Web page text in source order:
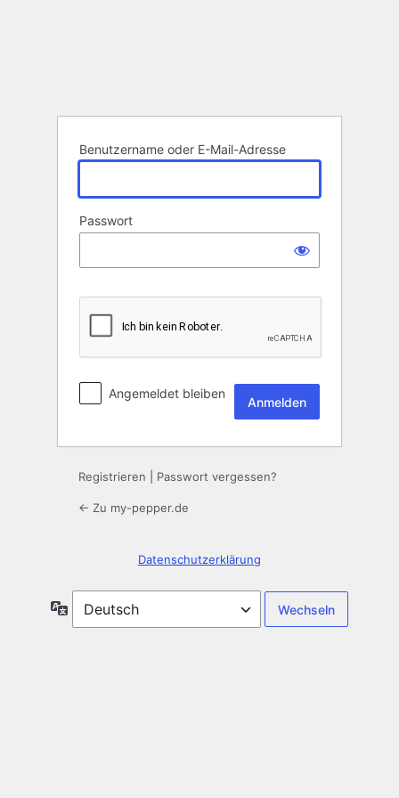
Benutzername oder E-Mail-Adresse
Passwort
Angemeldet bleiben
Registrieren Passwort vergessen?
← Zu my-pepper.de
Datenschutzerklärung
Sprache